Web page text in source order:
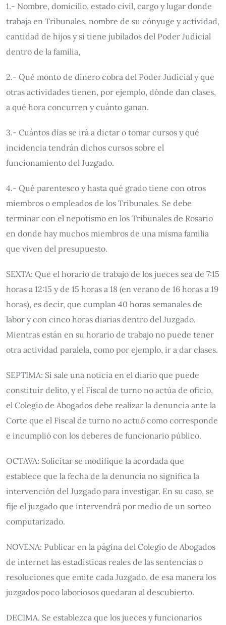
1.- Nombre, domicilio, estado civil, cargo y lugar donde
trabaja en Tribunales, nombre de su cónyuge y actividad,
cantidad de hijos y si tiene jubilados del Poder Judicial
dentro de la familia,
2.- Qué monto de dinero cobra del Poder Judicial y que
otras actividades tienen, por ejemplo, dónde dan clases,
a qué hora concurren y cuánto ganan.
3.- Cuántos días se irá a dictar o tomar cursos y qué
incidencia tendrán dichos cursos sobre el
funcionamiento del Juzgado.
4.- Qué parentesco y hasta qué grado tiene con otros
miembros o empleados de los Tribunales. Se debe
terminar con el nepotismo en los Tribunales de Rosario
en donde hay muchos miembros de una misma familia
que viven del presupuesto.
SEXTA: Que el horario de trabajo de los jueces sea de 7:15
horas a 12:15 y de 15 horas a 18 (en verano de 16 horas a 19
horas), es decir, que cumplan 40 horas semanales de
labor y con cinco horas diarias dentro del Juzgado.
Mientras están en su horario de trabajo no puede tener
otra actividad paralela, como por ejemplo, ir a dar clases.
SEPTIMA: Si sale una noticia en el diario que puede
constituir delito, y el Fiscal de turno no actúa de oficio,
el Colegio de Abogados debe realizar la denuncia ante la
Corte que el Fiscal de turno no actuó como corresponde
e incumplió con los deberes de funcionario público.
OCTAVA: Solicitar se modifique la acordada que
establece que la fecha de la denuncia no significa la
intervención del Juzgado para investigar. En su caso, se
fije el juzgado que intervendrá por medio de un sorteo
computarizado.
NOVENA: Publicar en la página del Colegio de Abogados
de internet las estadísticas reales de las sentencias o
resoluciones que emite cada Juzgado, de esa manera los
juzgados poco laboriosos quedaran al descubierto.
DECIMA. Se establezca que los jueces y funcionarios